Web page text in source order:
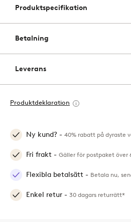
Produktspecifikation
Betalning
Leverans
Produktdeklaration
Ny kund? - 40% rabatt på dyraste
Fri frakt - Gäller för postpaket över
Flexibla betalsätt - Betala nu,
Enkel retur - 30 dagars returrätt*